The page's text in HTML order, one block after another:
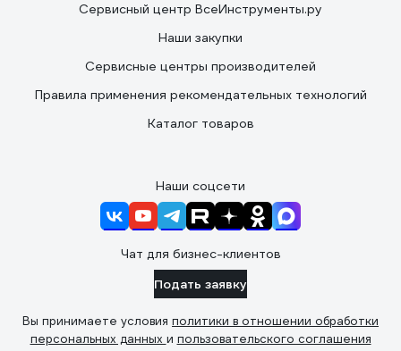
Сервисный центр ВсеИнструменты.ру
Наши закупки
Сервисные центры производителей
Правила применения рекомендательных технологий
Каталог товаров
Наши соцсети
Чат для бизнес-клиентов
Подать заявку
Вы принимаете условия политики в отношении обработки
персональных данных и пользовательского соглашения